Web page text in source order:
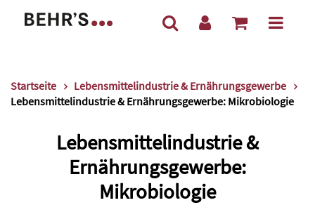
Startseite
Lebensmittelindustrie & Ernährungsgewerbe
Lebensmittelindustrie & Ernährungsgewerbe: Mikrobiologie
Lebensmittelindustrie &
Ernährungsgewerbe:
Mikrobiologie